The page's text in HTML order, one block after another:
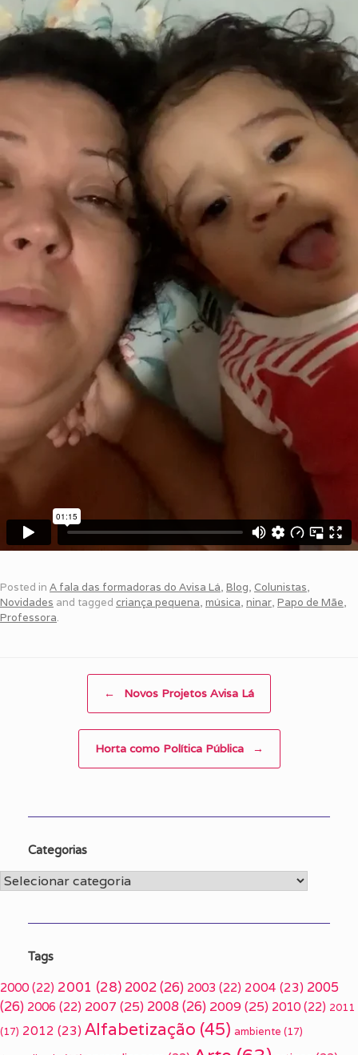
Posted in A fala das formadoras do Avisa Lá, Blog, Colunistas,
Novidades and tagged criança pequena, música, ninar, Papo de Mãe,
Professora.
← Novos Projetos Avisa Lá
Horta como Política Pública →
Categorias
Categorias
Tags
2000 (22) 2001 (28) 2002(26) 2003 (22) 2004 (23) 2005
(26) 2006 (22) 2007 (25) 2008(26) 2009(25) 2010 (22) 2011
(17) 2012 (23) Alfabetização (45) ambiente (17)